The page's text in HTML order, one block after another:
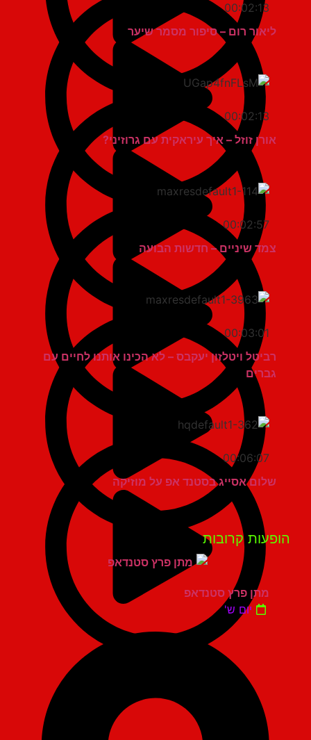
00:02:13
ליאור רום – סיפור מסמר שיער
00:02:13
אורן זוזל – איך עיראקית עם גרוזיני?
00:02:57
צמד שיניים – חדשות הבועה
00:03:01
רביטל ויטלזון יעקבס – לא הכינו אותנו לחיים עם
00:06:07
שלום אסייג בסטנד אפ על מוזיקה
קרובות
מתן פרץ סטנדאפ
יום ש'